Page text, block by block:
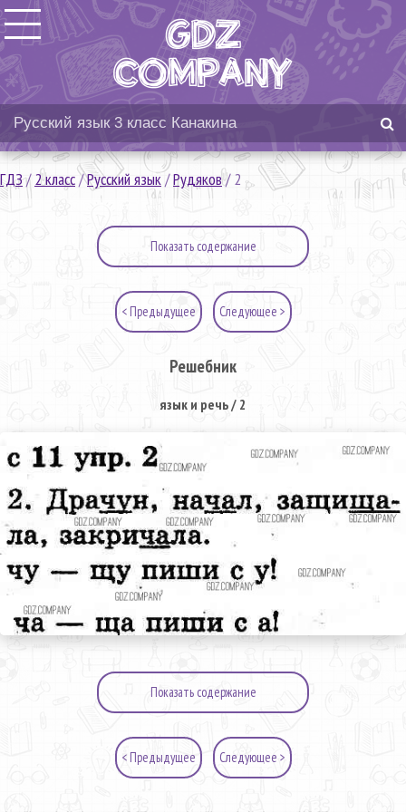
ГДЗ/2 класс/Русский язык/Рудяков/2
Показать содержание
< Предыдущее Следующее >
Решебник
язык и речь / 2
Показать содержание
< Предыдущее Следующее >